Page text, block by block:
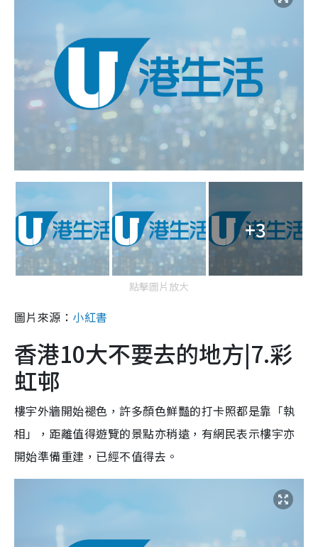
+3
點擊圖片放大
圖片來源： 小紅書
香港10大不要去的地方|7.彩
虹邨
樓宇外牆開始褪色，許多顏色鮮豔的打卡照都是靠「執
相」，距離值得遊覽的景點亦稍遠，有網民表示樓宇亦
開始準備重建，已經不值得去。